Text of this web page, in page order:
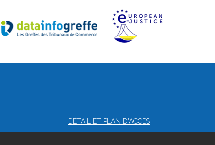
DÉTAIL ET PLAN D'ACCÈS